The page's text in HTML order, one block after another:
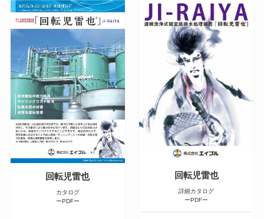
回転児雷也
カタログ
ーPDFー
回転児雷也
詳細カタログ
ーPDFー